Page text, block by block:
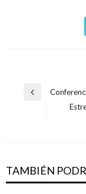
Navegación
Entrada
TAMBIÉN